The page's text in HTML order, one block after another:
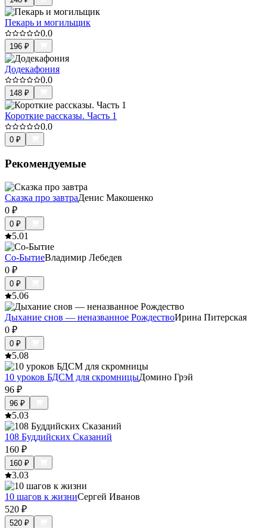
Пекарь и могильщик
0.0
196 ₽
Додекафония
0.0
148 ₽
Короткие рассказы. Часть 1
0.0
0 ₽
Рекомендуемые
Сказка про завтраДенис Макошенко
0 ₽
0 ₽
5.01
Со-БытиеВладимир Лебедев
0 ₽
0 ₽
5.06
Дыхание снов — неназванное РождествоИрина Питерская
0 ₽
0 ₽
5.08
10 уроков БДСМ для скромницыДомино Грэй
96 ₽
96 ₽
5.03
108 Буддийских Сказаний
160 ₽
160 ₽
3.03
10 шагов к жизниСергей Иванов
520 ₽
520 ₽